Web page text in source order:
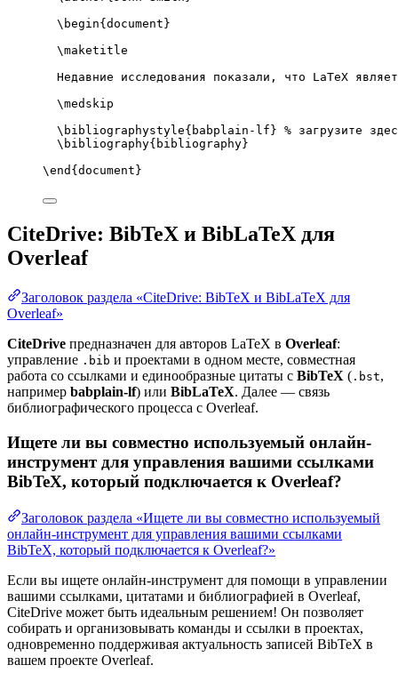
\begin{ document }
\maketitle
Недавние исследования показали, что LaTeX
\medskip
\bibliographystyle{babplain-lf} % загрузите
\bibliography{bibliography}
\end { document }
CiteDrive: BibTeX и BibLaTeX для
Overleaf
Заголовок раздела «CiteDrive: BibTeX и BibLaTeX для
Overleaf»
CiteDrive предназначен для авторов LaTeX в Overleaf:
управление .bib и проектами в одном месте, совместная
работа со ссылками и единообразные цитаты с BibTeX ( .bst,
например babplain-lf) или BibLaTeX. Далее — связь
библиографического процесса с Overleaf.
Ищете ли вы совместно используемый онлайн-
инструмент для управления вашими ссылками
BibTeX, который подключается к Overleaf?
Заголовок раздела «Ищете ли вы совместно используемый
онлайн-инструмент для управления вашими ссылками
BibTeX, который подключается к Overleaf?»
Если вы ищете онлайн-инструмент для помощи в управлении
вашими ссылками, цитатами и библиографией в Overleaf,
CiteDrive может быть идеальным решением! Он позволяет
собирать и организовывать команды и ссылки в проектах,
одновременно поддерживая актуальность записей BibTeX в
вашем проекте Overleaf.